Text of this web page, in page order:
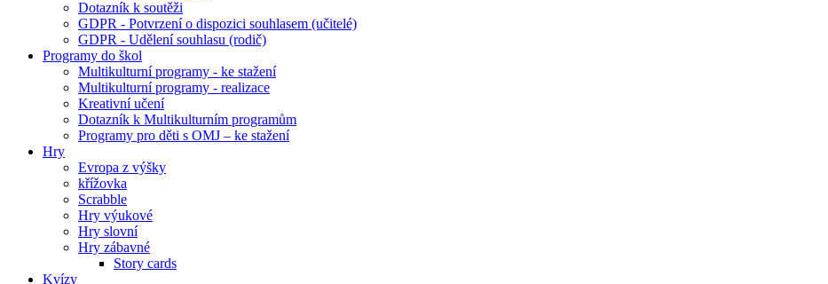
Dotazník k soutěži
GDPR - Potvrzení o dispozici souhlasem (učitelé)
GDPR - Udělení souhlasu (rodič)
Programy do škol
Multikulturní programy - ke stažení
Multikulturní programy - realizace
Kreativní učení
Dotazník k Multikulturním programům
Programy pro děti s OMJ – ke stažení
Hry
Evropa z výšky
křížovka
Scrabble
Hry výukové
Hry slovní
Hry zábavné
Story cards
Kvízy